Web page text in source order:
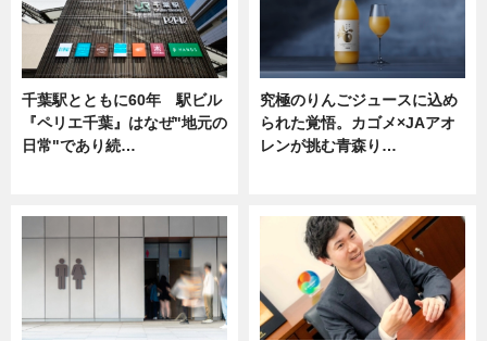
千葉駅とともに60年 駅ビル
『ペリエ千葉』はなぜ"地元の
日常"であり続…
究極のりんごジュースに込め
られた覚悟。カゴメ×JAアオ
レンが挑む青森り…